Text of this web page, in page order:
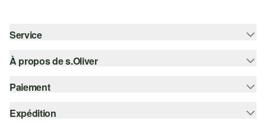
Service
Aide - FAQ
Guide des tailles
À propos de s.Oliver
S'abonner à la Newsletter
s.Oliver Card
Paiement
Sur facture
Expédition